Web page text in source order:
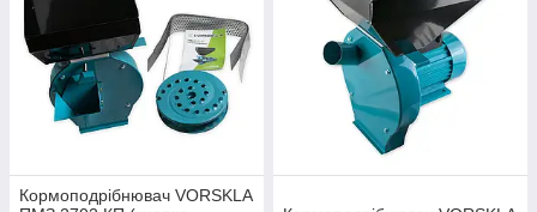
Кормоподрібнювач VORSKLA